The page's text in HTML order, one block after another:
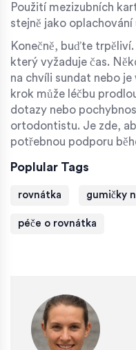
Použití mezizubních
stejně jako
Konečně, buďte
který vyžaduje čas.
na chvíli sundat nebo
krok může léčbu
dotazy nebo
ortodontistu. Je zde,
potřebnou podporu
Poplular Tags
rovnátka gumičky
péče o rovnátka